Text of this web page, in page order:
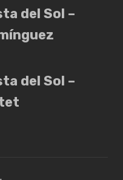
del Sol –
del Sol –